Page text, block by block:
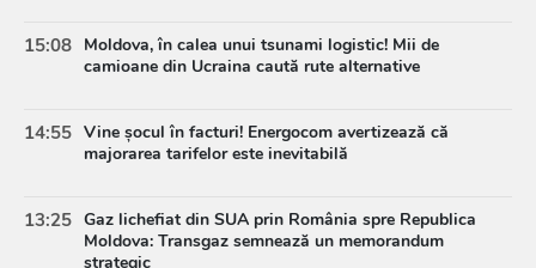
15:08 Moldova, în calea unui tsunami logistic! Mii de
camioane din Ucraina caută rute alternative
14:55 Vine șocul în facturi! Energocom avertizează că
majorarea tarifelor este inevitabilă
13:25 Gaz lichefiat din SUA prin România spre Republica
Moldova: Transgaz semnează un memorandum
strategic